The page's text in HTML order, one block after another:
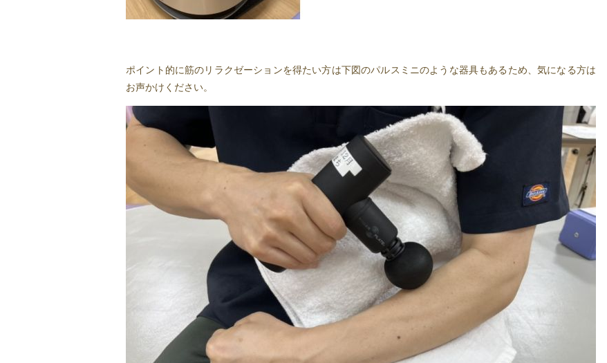
ポイント的に筋のリラクゼーションを得たい方は下図のパルスミニのような器具もあるため、気になる方は
お声かけください。